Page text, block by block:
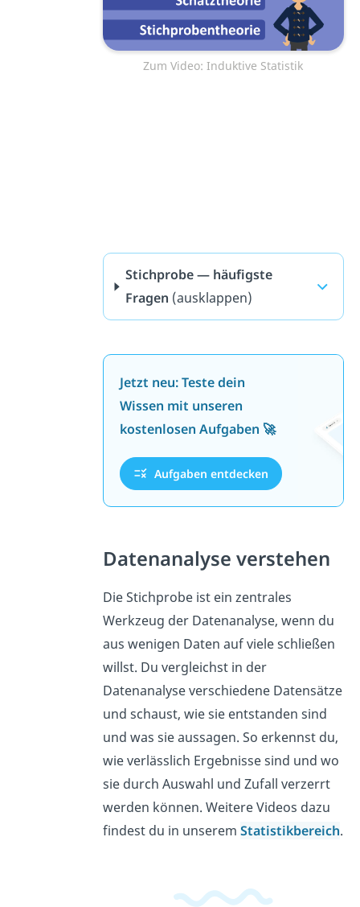
Zum Video: Induktive Statistik
Stichprobe — häufigste
Fragen (ausklappen)
Jetzt neu: Teste dein
Wissen mit unseren
kostenlosen Aufgaben 🚀
Aufgaben entdecken
Datenanalyse verstehen
Die Stichprobe ist ein zentrales
Werkzeug der Datenanalyse, wenn du
aus wenigen Daten auf viele schließen
willst. Du vergleichst in der
Datenanalyse verschiedene Datensätze
und schaust, wie sie entstanden sind
und was sie aussagen. So erkennst du,
wie verlässlich Ergebnisse sind und wo
sie durch Auswahl und Zufall verzerrt
werden können. Weitere Videos dazu
findest du in unserem Statistikbereich.